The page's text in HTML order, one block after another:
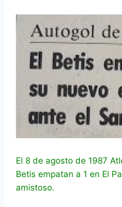
El 8 de agosto de 1987
Betis empatan a 1 en El
amistoso.